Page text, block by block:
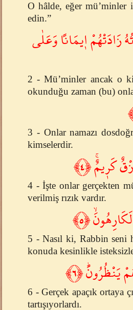
O hâlde, eğer mü’minler
edin.”
زَادَتْهُمْ ا۪يمَاناً وَعَلٰى
2 - Mü’minler ancak o
okunduğu zaman (bu)
3 - Onlar namazı
kimselerdir.
﴿٤﴾
4 - İşte onlar gerçekten
verilmiş rızık vardır.
﴿٥﴾
5 - Nasıl ki, Rabbin seni
konuda kesinlikle
﴿٦﴾
6 - Gerçek apaçık ortaya
tartışıyorlardı.